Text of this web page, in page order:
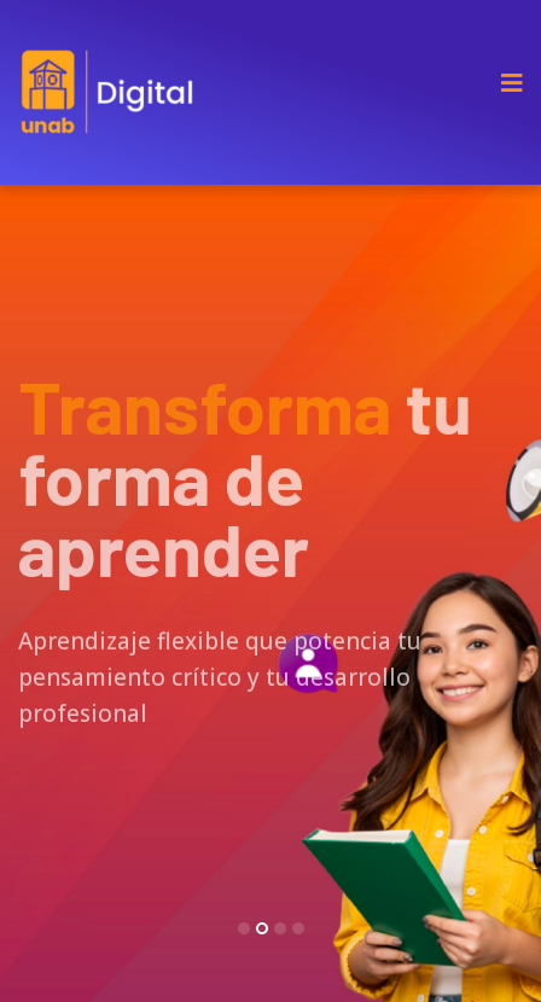
Transforma tu
forma de
aprender
Aprendizaje flexible que potencia tu
pensamiento crítico y tu desarrollo